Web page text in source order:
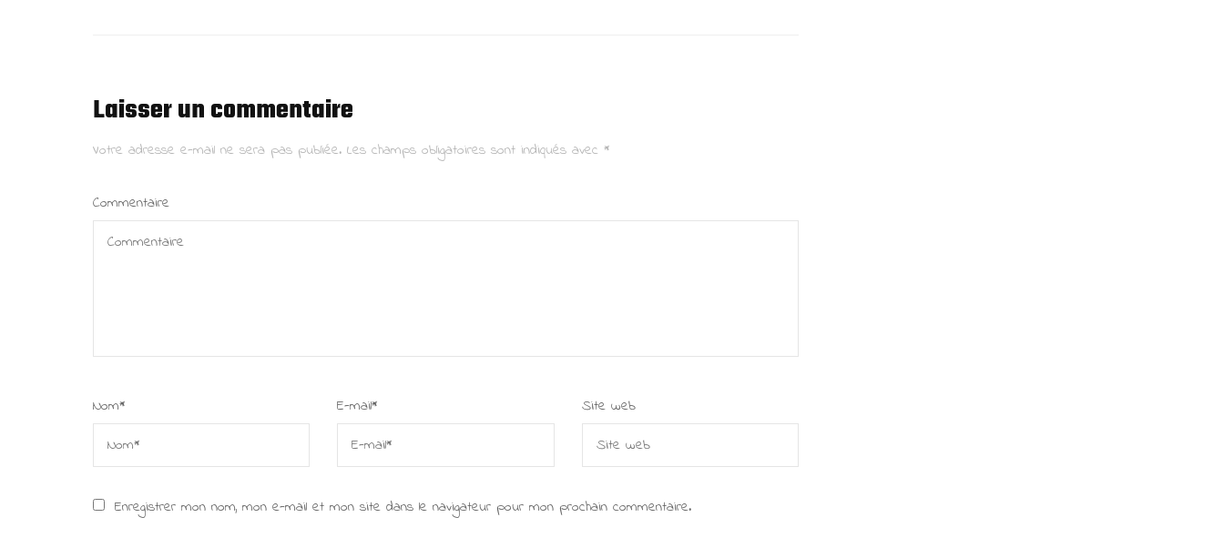
Laisser un commentaire
Votre adresse e-mail ne sera pas publiée. Les champs obligatoires sont indiqués avec *
Commentaire
Nom* E-mail* Site web
Enregistrer mon nom, mon e-mail et mon site dans le navigateur pour mon prochain commentaire.